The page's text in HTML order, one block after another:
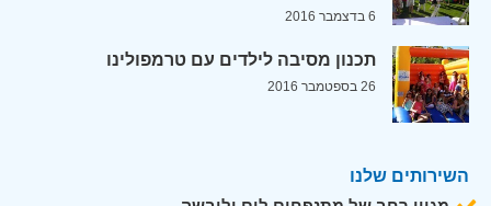
6 בדצמבר 2016
תכנון מסיבה לילדים עם טרמפולינו
26 בספטמבר 2016
השירותים שלנו